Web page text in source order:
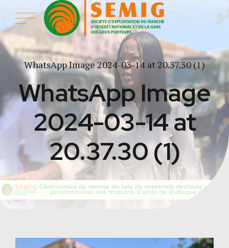
WhatsApp Image 2024-03-14 at 20.37.30 (1)
WhatsApp Image
2024-03-14 at
20.37.30 (1)